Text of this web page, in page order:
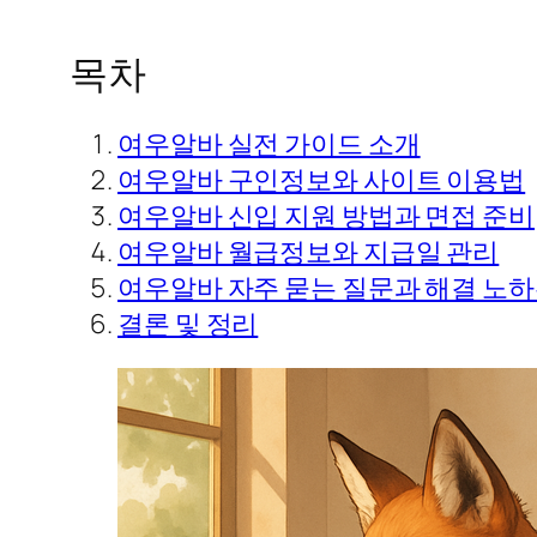
목차
여우알바 실전 가이드 소개
여우알바 구인정보와 사이트 이용법
여우알바 신입 지원 방법과 면접 준비
여우알바 월급정보와 지급일 관리
여우알바 자주 묻는 질문과 해결 노
결론 및 정리